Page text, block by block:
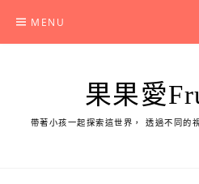
content
MENU
果果愛
帶著小孩一起探索這世界， 透過不同的